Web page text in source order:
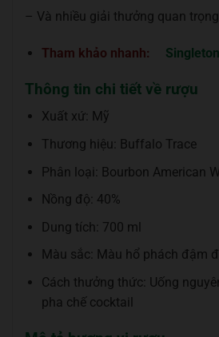
– Và nhiều giải thưởng quan
Tham khảo nhanh:
Thông tin chi tiết về rượu
Xuất xứ: Mỹ
Thương hiệu: Buffalo Trace
Phân loại: Bourbon American
Nồng độ: 40%
Dung tích: 700 ml
Màu sắc: Màu hổ phách đậm
Cách thưởng thức: Uống
pha chế cocktail